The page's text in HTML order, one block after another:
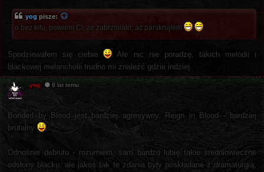
yog pisze:
o bez kitu, powiem Ci, że zabrzmiało, aż parsknąłem
Spodziewałem się ciebie
Ale nic nie poradzę, takich melodii i
blackowej melancholii trudno mi znaleźć gdzie indziej.
yog 8 lat temu
Bonded by Blood jest bardziej agresywny, Reign in Blood - bardziej
brutalny
Odnośnie debiutu - rozumiem, sam bardzo lubię takie średniowieczne
odsłony blacku, ale jakoś tak te zdania były poskładane z dramaturgią,